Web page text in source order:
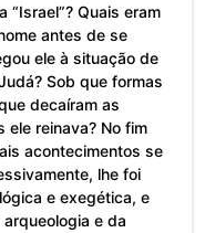
“Israel”? Quais eram
antes de se
ele à situação de
Sob que formas
decaíram as
ele reinava? No fim
acontecimentos se
lhe foi
e exegética, e
e da